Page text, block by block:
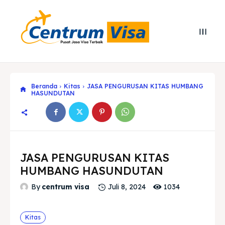
Beranda Kitas
JASA PENGURUSAN KITAS HUMBANG
HASUNDUTAN
JASA PENGURUSAN KITAS
HUMBANG HASUNDUTAN
By centrum visa Juli 8, 2024 1034
Kitas